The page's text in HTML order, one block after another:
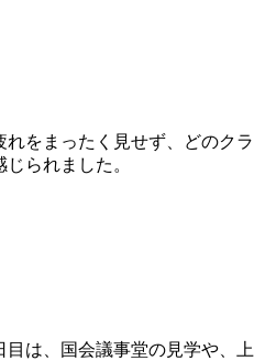
をまったく見せず、どのク
られました。
は、国会議事堂の見学や、